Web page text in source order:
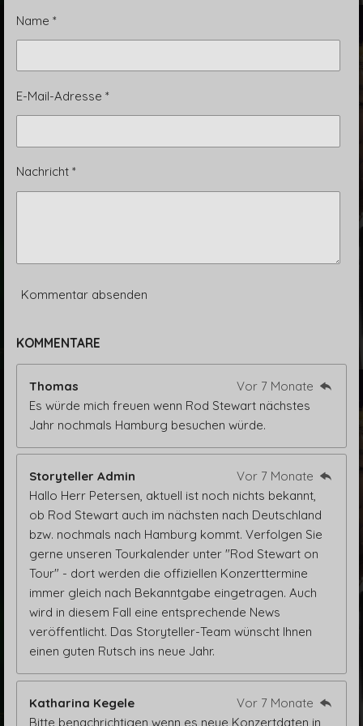
Name *
E-Mail-Adresse *
Nachricht *
Kommentar absenden
KOMMENTARE
Thomas
Vor 7 Monate
Es würde mich freuen wenn Rod Stewart nächstes
Jahr nochmals Hamburg besuchen würde.
Storyteller Admin
Vor 7 Monate
Hallo Herr Petersen, aktuell ist noch nichts bekannt,
ob Rod Stewart auch im nächsten nach Deutschland
bzw. nochmals nach Hamburg kommt. Verfolgen Sie
gerne unseren Tourkalender unter "Rod Stewart on
Tour" - dort werden die offiziellen Konzerttermine
immer gleich nach Bekanntgabe eingetragen. Auch
wird in diesem Fall eine entsprechende News
veröffentlicht. Das Storyteller-Team wünscht Ihnen
einen guten Rutsch ins neue Jahr.
Katharina Kegele
Vor 7 Monate
Bitte benachrichtigen wenn es neue Konzertdaten in